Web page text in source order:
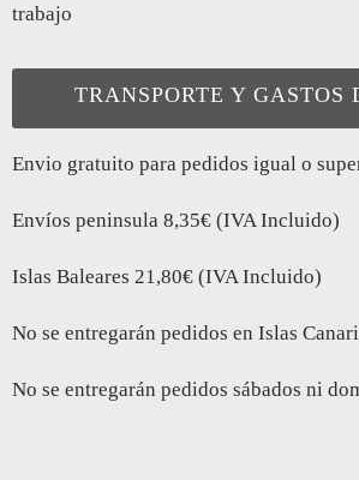
trabajo
TRANSPORTE Y GASTOS
Envio gratuito para pedidos igual o
Envíos peninsula 8,35€ (IVA Incluido)
Islas Baleares 21,80€ (IVA Incluido)
No se entregarán pedidos en Islas
No se entregarán pedidos sábados ni